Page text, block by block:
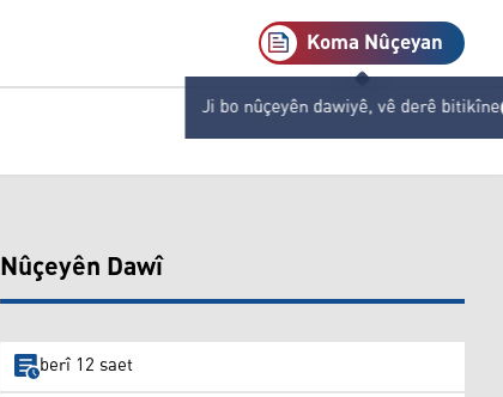
Koma Nûçeyan
Ji bo nûçeyên dawiyê, vê derê bitikîne
Nûçeyên Dawî
berî 12 saet